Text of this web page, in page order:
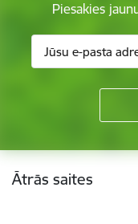
Piesakies
Kājene
Ātrās saites